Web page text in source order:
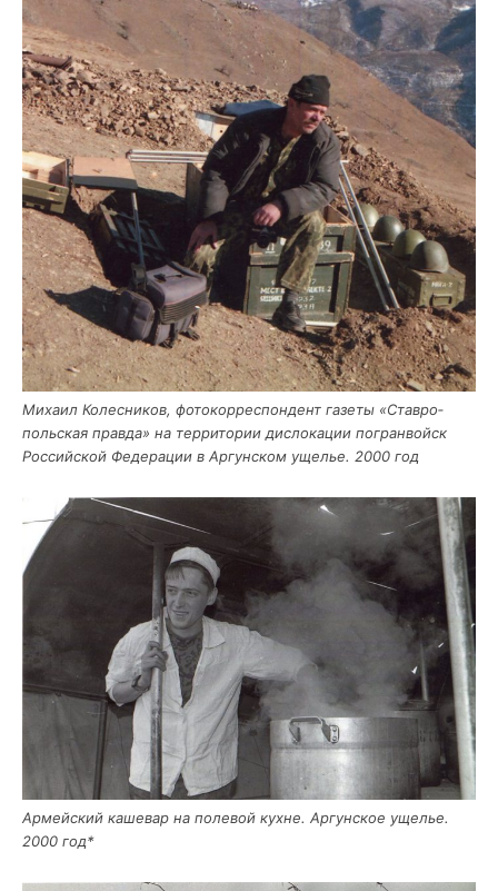
Миха­ил Колес­ни­ков, фото­кор­ре­спон­дент газе­ты «Став­ро­
поль­ская прав­да» на тер­ри­то­рии дис­ло­ка­ции погран­войск
Рос­сий­ской Феде­ра­ции в Аргун­ском уще­лье. 2000 год
Армей­ский каше­вар на поле­вой кухне. Аргун­ское уще­лье.
2000 год*